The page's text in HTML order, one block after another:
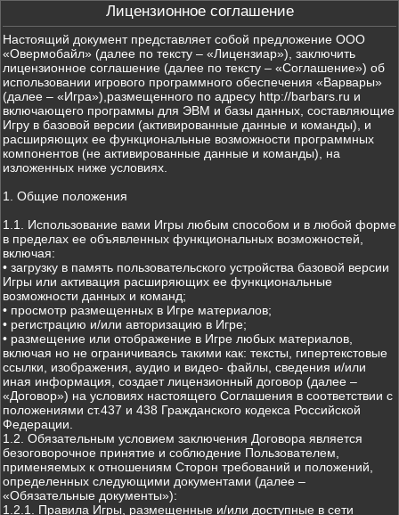
Лицензионное соглашение
Настоящий документ представляет собой предложение ООО
«Овермобайл» (далее по тексту – «Лицензиар»), заключить
лицензионное соглашение (далее по тексту – «Соглашение») об
использовании игрового программного обеспечения «Варвары»
(далее – «Игра»),размещенного по адресу http://barbars.ru и
включающего программы для ЭВМ и базы данных, составляющие
Игру в базовой версии (активированные данные и команды), и
расширяющих ее функциональные возможности программных
компонентов (не активированные данные и команды), на
изложенных ниже условиях.
1. Общие положения
1.1. Использование вами Игры любым способом и в любой форме
в пределах ее объявленных функциональных возможностей,
включая:
• загрузку в память пользовательского устройства базовой версии
Игры или активация расширяющих ее функциональные
возможности данных и команд;
• просмотр размещенных в Игре материалов;
• регистрацию и/или авторизацию в Игре;
• размещение или отображение в Игре любых материалов,
включая но не ограничиваясь такими как: тексты, гипертекстовые
ссылки, изображения, аудио и видео- файлы, сведения и/или
иная информация, создает лицензионный договор (далее –
«Договор») на условиях настоящего Соглашения в соответствии с
положениями ст.437 и 438 Гражданского кодекса Российской
Федерации.
1.2. Обязательным условием заключения Договора является
безоговорочное принятие и соблюдение Пользователем,
применяемых к отношениям Сторон требований и положений,
определенных следующими документами (далее –
«Обязательные документы»):
1.2.1. Правила Игры, размещенные и/или доступные в сети